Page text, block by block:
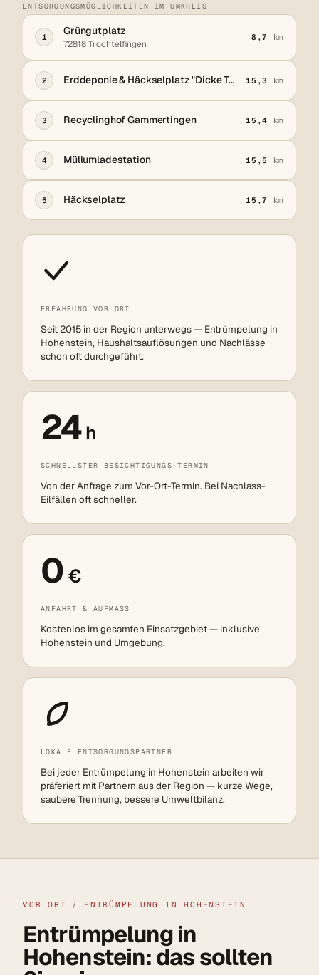
ENTSORGUNGSMÖGLICHKEITEN IM UMKREIS
1
Grüngutplatz
72818 Trochtelfingen
8,7 km
2 Erddeponie & Häckselplatz "Dicke Teil" 15,3 km
3 Recyclinghof Gammertingen 15,4 km
4 Müllumladestation 15,5 km
5 Häckselplatz 15,7 km
ERFAHRUNG VOR ORT
Seit 2015 in der Region unterwegs — Entrümpelung in
Hohenstein, Haushaltsauflösungen und Nachlässe
schon oft durchgeführt.
24h
SCHNELLSTER BESICHTIGUNGS-TERMIN
Von der Anfrage zum Vor-Ort-Termin. Bei Nachlass-
Eilfällen oft schneller.
0 €
ANFAHRT & AUFMASS
Kostenlos im gesamten Einsatzgebiet — inklusive
Hohenstein und Umgebung.
LOKALE ENTSORGUNGSPARTNER
Bei jeder Entrümpelung in Hohenstein arbeiten wir
präferiert mit Partnern aus der Region — kurze Wege,
saubere Trennung, bessere Umweltbilanz.
VOR ORT / ENTRÜMPELUNG IN HOHENSTEIN
Entrümpelung in
Hohenstein: das sollten